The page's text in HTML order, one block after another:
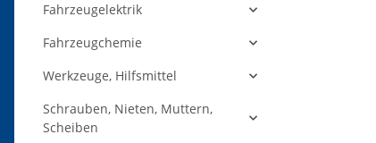
Fahrzeugelektrik
Fahrzeugchemie
Werkzeuge, Hilfsmittel
Schrauben, Nieten, Muttern,
Scheiben